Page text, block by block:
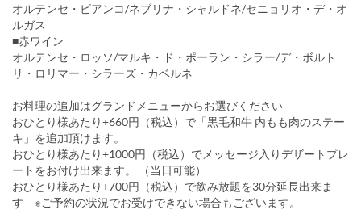
オルテンセ・ビアンコ/ネブリナ・シャルドネ/セニョリオ・デ・オ
ルガス
■赤ワイン
オルテンセ・ロッソ/マルキ・ド・ポーラン・シラー/デ・ボルト
リ・ロリマー・シラーズ・カベルネ
お料理の追加はグランドメニューからお選びください
おひとり様あたり+660円（税込）で「黒毛和牛 内もも肉のステー
キ」を追加頂けます。
おひとり様あたり+1000円（税込）でメッセージ入りデザートプレ
ートをお付け出来ます。 （当日可能）
おひとり様あたり+700円（税込）で飲み放題を30分延長出来ま
す ※ご予約の状況でお受けできない場合もございます。